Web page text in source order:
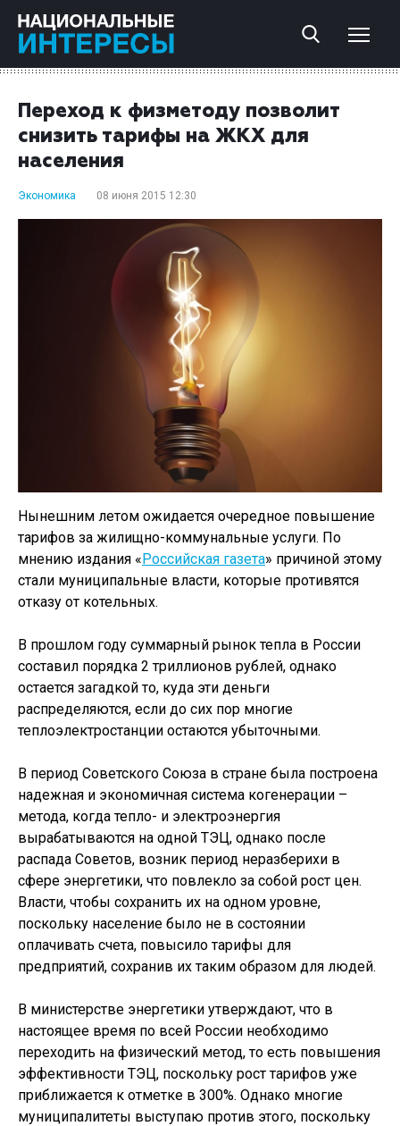
Переход к физметоду позволит
снизить тарифы на ЖКХ для
населения
Экономика 08 июня 2015 12:30
Нынешним летом ожидается очередное повышение
тарифов за жилищно-коммунальные услуги. По
мнению издания «Российская газета» причиной этому
стали муниципальные власти, которые противятся
отказу от котельных.
В прошлом году суммарный рынок тепла в России
составил порядка 2 триллионов рублей, однако
остается загадкой то, куда эти деньги
распределяются, если до сих пор многие
теплоэлектростанции остаются убыточными.
В период Советского Союза в стране была построена
надежная и экономичная система когенерации –
метода, когда тепло- и электроэнергия
вырабатываются на одной ТЭЦ, однако после
распада Советов, возник период неразберихи в
сфере энергетики, что повлекло за собой рост цен.
Власти, чтобы сохранить их на одном уровне,
поскольку население было не в состоянии
оплачивать счета, повысило тарифы для
предприятий, сохранив их таким образом для людей.
В министерстве энергетики утверждают, что в
настоящее время по всей России необходимо
переходить на физический метод, то есть повышения
эффективности ТЭЦ, поскольку рост тарифов уже
приближается к отметке в 300%. Однако многие
муниципалитеты выступаю против этого, поскольку